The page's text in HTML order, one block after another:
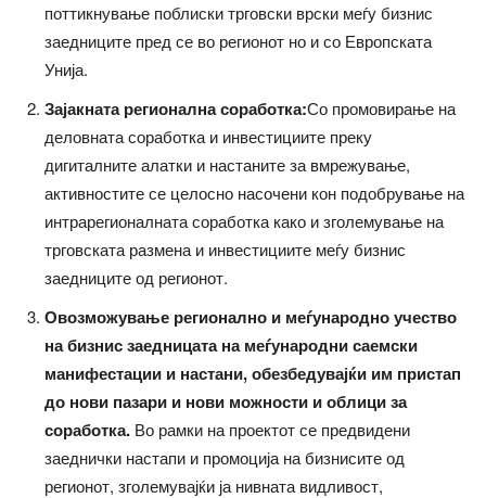
поттикнување поблиски трговски врски меѓу бизнис
заедниците пред се во регионот но и со Европската
Унија.
Зајакната регионална соработка:Со промовирање на
деловната соработка и инвестициите преку
дигиталните алатки и настаните за вмрежување,
активностите се целосно насочени кон подобрување на
интрарегионалната соработка како и зголемување на
трговската размена и инвестициите меѓу бизнис
заедниците од регионот.
Овозможување регионално и меѓународно учество
на бизнис заедницата на меѓународни саемски
манифестации и настани, обезбедувајќи им пристап
до нови пазари и нови можности и облици за
соработка. Во рамки на проектот се предвидени
заеднички настапи и промоција на бизнисите од
регионот, зголемувајќи ја нивната видливост,